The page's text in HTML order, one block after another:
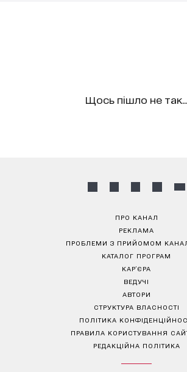
Щось пішло не так...
ПРО КАНАЛ
РЕКЛАМА
ПРОБЛЕМИ З ПРИЙОМОМ
КАТАЛОГ ПРОГРАМ
КАР’ЄРА
ВЕДУЧІ
АВТОРИ
СТРУКТУРА ВЛАСНОСТІ
ПОЛІТИКА
ПРАВИЛА КОРИСТУВАННЯ
РЕДАКЦІЙНА ПОЛІТИКА